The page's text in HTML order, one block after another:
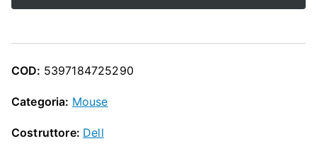
quantità
COD: 5397184725290
Categoria: Mouse
Costruttore: Dell